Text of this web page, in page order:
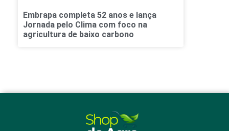
Embrapa completa 52 anos e lança
Jornada pelo Clima com foco na
agricultura de baixo carbono